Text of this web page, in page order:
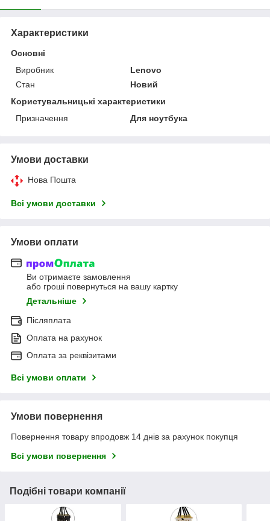
Характеристики
Основні
Виробник
Lenovo
Стан
Новий
Користувальницькі характеристики
Призначення
Для ноутбука
Умови доставки
Нова Пошта
Всі умови доставки
Умови оплати
Ви отримаєте замовлення
або гроші повернуться на вашу картку
Детальніше
Післяплата
Оплата на рахунок
Оплата за реквізитами
Всі умови оплати
Умови повернення
Повернення товару впродовж 14 днів за рахунок покупця
Всі умови повернення
Подібні товари компанії